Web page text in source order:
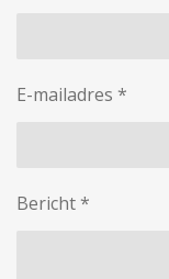
E-mailadres *
Bericht *